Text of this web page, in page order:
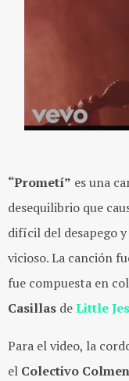
“Prometí” es una
desequilibrio que
difícil del desapego
vicioso. La canción
fue compuesta en
Casillas deLittle
Para el video, la
el Colectivo